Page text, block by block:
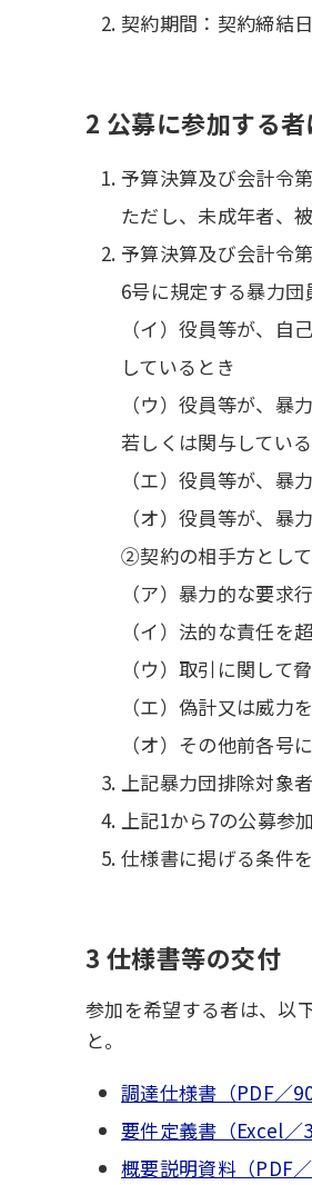
契約期間：契約締結
2 公募に参加する
予算決算及び会計令
ただし、未成年者、
予算決算及び会計令
6号に規定する暴力
（イ）役員等が、
しているとき
（ウ）役員等が、暴
若しくは関与してい
（エ）役員等が、
（オ）役員等が、暴
②契約の相手方とし
（ア）暴力的な要求
（イ）法的な責任を
（ウ）取引に関して
（エ）偽計又は威力
（オ）その他前各号
上記暴力団排除対象
上記1から7の公募参
仕様書に掲げる条件
3 仕様書等の交付
参加を希望する者は、以
と。
調達仕様書（PDF／
要件定義書（Excel／
概要説明資料（PDF／